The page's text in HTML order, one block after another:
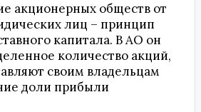
акционерных обществ от
лиц – принцип
капитала. В АО он
количество акций,
своим владельцам
доли прибыли